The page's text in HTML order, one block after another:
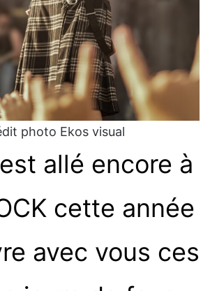
photo Ekos visual
allé encore à
cette année
avec vous ces